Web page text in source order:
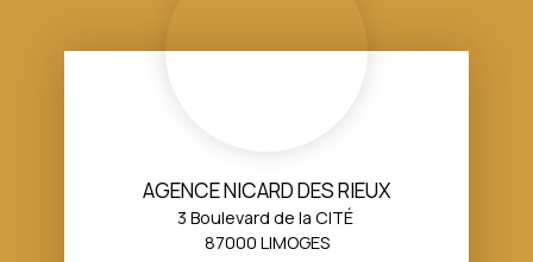
AGENCE NICARD DES RIEUX
3 Boulevard de la CITÉ
87000 LIMOGES